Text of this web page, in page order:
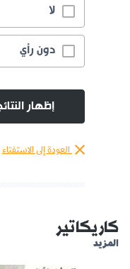
لا
دون رأي
إظهار
العودة إلى الاستفتاء
كاريكاتير
المزيد